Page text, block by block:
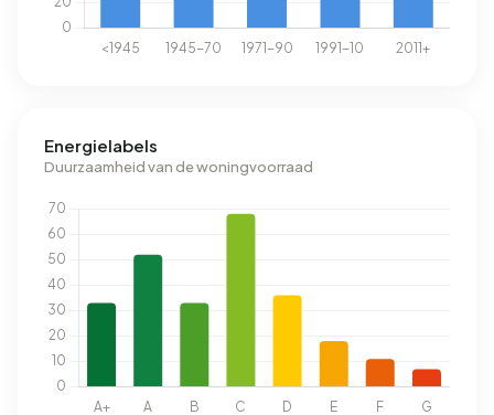
Energielabels
Duurzaamheid van de woningvoorraad